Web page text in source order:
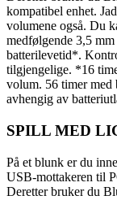
kompatibel enhet.
volumene også. Du
medfølgende 3,5
batterilevetid*.
tilgjengelige. *16
volum. 56 timer med
avhengig av
SPILL MED
På et blunk er du
USB-mottakeren til
Deretter bruker du